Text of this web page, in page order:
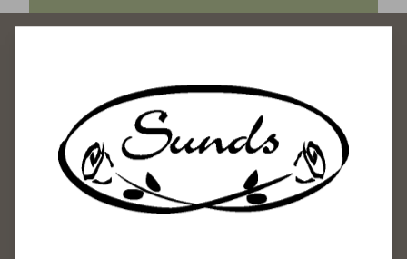
Sundin Puutarhakeskus
Avoinna